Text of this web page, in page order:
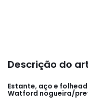
Descrição do
Estante, aço e
Watford nogueira/